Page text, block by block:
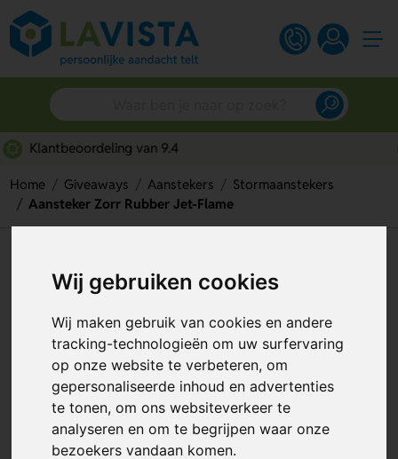
Wij gebruiken cookies
Wij maken gebruik van cookies en andere
tracking-technologieën om uw surfervaring
op onze website te verbeteren, om
gepersonaliseerde inhoud en advertenties
te tonen, om ons websiteverkeer te
analyseren en om te begrijpen waar onze
bezoekers vandaan komen.
Snelle persoonlijke service
Home Giveaways Aanstekers
Stormaanstekers
Aansteker Zorr Rubber Jet-Flame
Flame
Artikelnummer: 117227